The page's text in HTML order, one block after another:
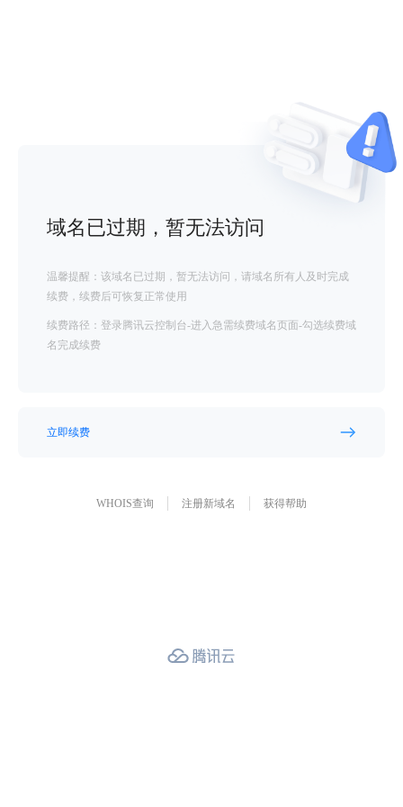
域名已过期，暂无法访问
温馨提醒：该域名已过期，暂无法访问，请域名所有人及时完成
续费，续费后可恢复正常使用
续费路径：登录腾讯云控制台-进入急需续费域名页面-勾选续费域
名完成续费
立即续费
WHOIS查询 注册新域名 获得帮助